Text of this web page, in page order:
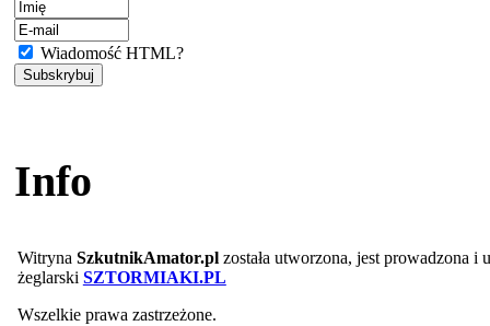
Wiadomość HTML?
Info
Witryna SzkutnikAmator.plzostała utworzona, jest prowadzona i
żeglarski SZTORMIAKI.PL
Wszelkie prawa zastrzeżone.